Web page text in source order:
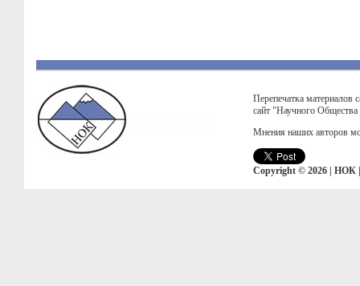
Перепечатка материалов
сайт "Научного
Мнения наших авторов
Copyright © 2026 | НОК